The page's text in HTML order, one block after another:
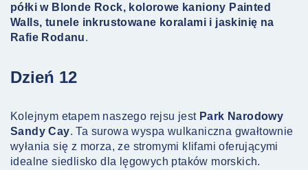
półki w Blonde Rock, kolorowe kaniony Painted
Walls, tunele inkrustowane koralami i jaskinię na
Rafie Rodanu.
Dzień 12
Kolejnym etapem naszego rejsu jest Park Narodowy
Sandy Cay. Ta surowa wyspa wulkaniczna gwałtownie
wyłania się z morza, ze stromymi klifami oferującymi
idealne siedlisko dla lęgowych ptaków morskich.